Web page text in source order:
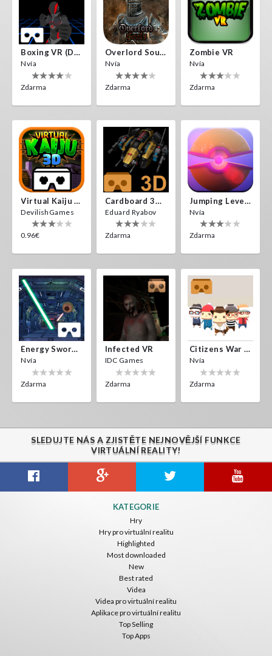
Boxing VR (Demo)
Nvía
Zdarma
Overlord Souls
Nvía
Zdarma
Zombie VR
Nvía
Zdarma
Virtual Kaiju 3D
DevilishGames
0.96€
Cardboard 3D VR Space FPS Game
Eduard Ryabov
Zdarma
Jumping Levels
Nvía
Zdarma
Energy Sword VR
Nvía
Zdarma
Infected VR
IDC Games
Zdarma
Citizens War VR
Nvía
Zdarma
SLEDUJTE NÁS A ZJISTĚTE NEJNOVĚJŠÍ FUNKCE
VIRTUÁLNÍ REALITY!
KATEGORIE
Hry
Hry pro virtuální realitu
Highlighted
Most downloaded
New
Best rated
Videa
Videa pro virtuální realitu
Aplikace pro virtuální realitu
Top Selling
Top Apps